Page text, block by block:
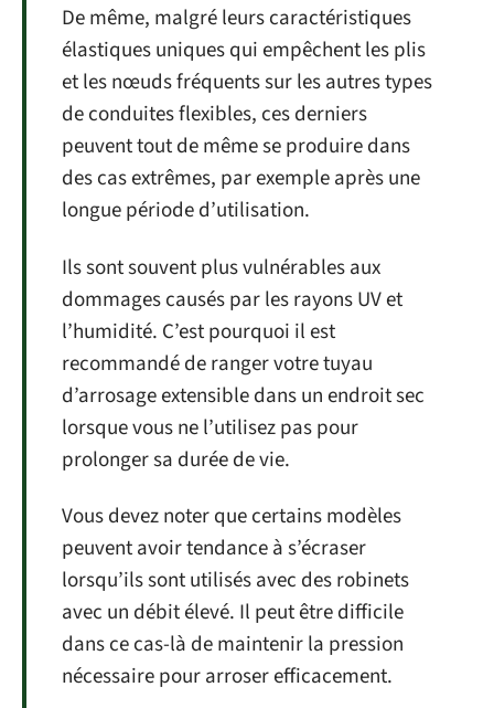
De même, malgré leurs caractéristiques
élastiques uniques qui empêchent les plis
et les nœuds fréquents sur les autres types
de conduites flexibles, ces derniers
peuvent tout de même se produire dans
des cas extrêmes, par exemple après une
longue période d’utilisation.
Ils sont souvent plus vulnérables aux
dommages causés par les rayons UV et
l’humidité. C’est pourquoi il est
recommandé de ranger votre tuyau
d’arrosage extensible dans un endroit sec
lorsque vous ne l’utilisez pas pour
prolonger sa durée de vie.
Vous devez noter que certains modèles
peuvent avoir tendance à s’écraser
lorsqu’ils sont utilisés avec des robinets
avec un débit élevé. Il peut être difficile
dans ce cas-là de maintenir la pression
nécessaire pour arroser efficacement.